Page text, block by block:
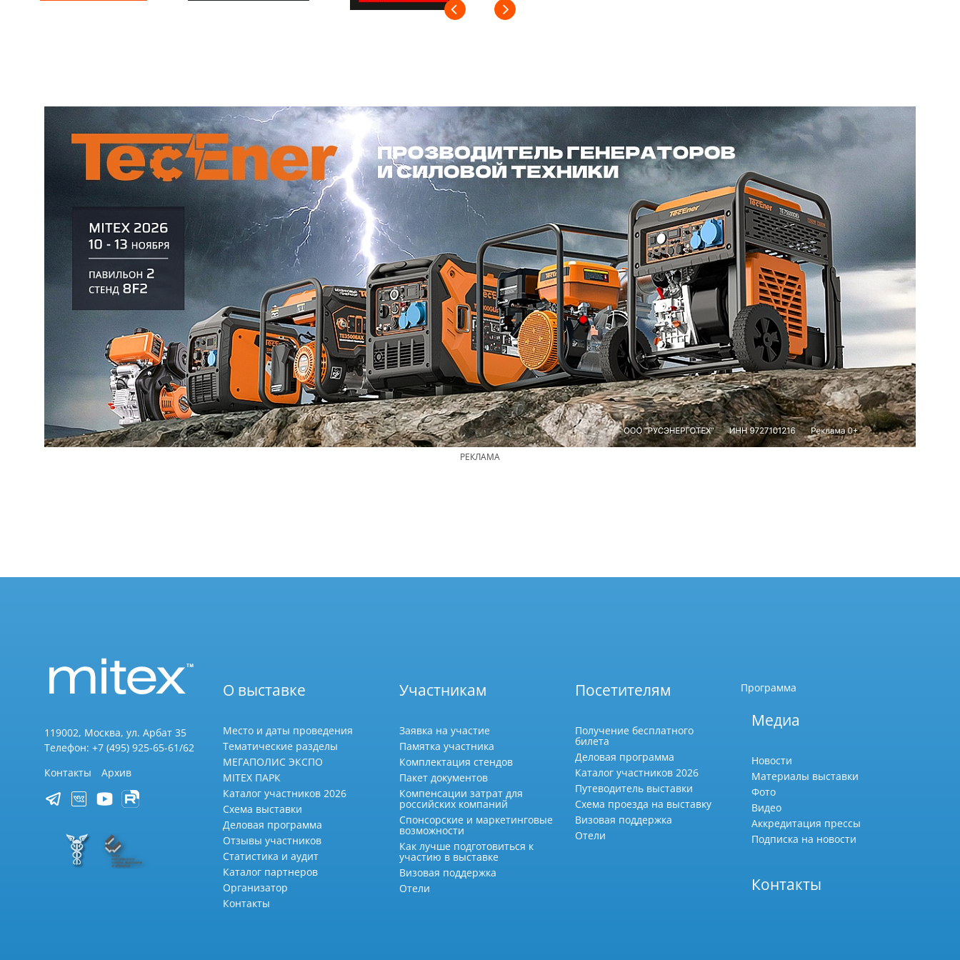
РЕКЛАМА
119002, Москва, ул. Арбат 35
Телефон: +7 (495) 925-65-61/62
Контакты
Архив
О выставке
Место и даты проведения
Тематические разделы
МЕГАПОЛИС ЭКСПО
MITEX ПАРК
Каталог участников 2026
Схема выставки
Деловая программа
Отзывы участников
Статистика и аудит
Каталог партнеров
Организатор
Контакты
Участникам
Заявка на участие
Памятка участника
Комплектация стендов
Пакет документов
Компенсации затрат для
российских компаний
Спонсорские и маркетинговые
возможности
Как лучше подготовиться к
участию в выставке
Визовая поддержка
Отели
Посетителям
Получение бесплатного
билета
Деловая программа
Каталог участников 2026
Путеводитель выставки
Схема проезда на выставку
Визовая поддержка
Отели
Программа
Медиа
Новости
Материалы выставки
Фото
Видео
Аккредитация прессы
Подписка на новости
Контакты